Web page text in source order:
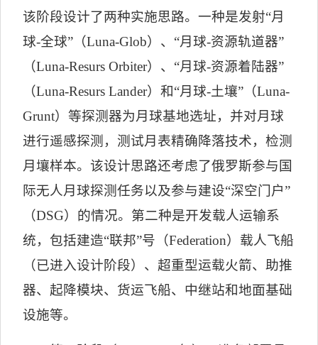
该阶段设计了两种实施思路。一种是发射“月
球-全球” （Luna-Glob）、 “月球-资源轨道器”
（Luna-Resurs Orbiter）、 “月球-资源着陆器”
（Luna-Resurs Lander）和“月球-土壤” （Luna-
Grunt）等探测器为月球基地选址，并对月球
进行遥感探测，测试月表精确降落技术，检测
月壤样本。该设计思路还考虑了俄罗斯参与国
际无人月球探测任务以及参与建设“深空门户”
（DSG）的情况。第二种是开发载人运输系
统，包括建造“联邦”号（Federation）载人飞船
（已进入设计阶段）、超重型运载火箭、助推
器、起降模块、货运飞船、中继站和地面基础
设施等。